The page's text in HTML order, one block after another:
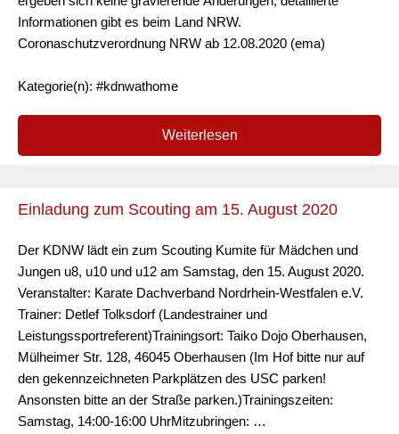
Informationen gibt es beim Land NRW.
Coronaschutzverordnung NRW ab 12.08.2020 (ema)
Kategorie(n): #kdnwathome
Weiterlesen
Einladung zum Scouting am 15. August 2020
Der KDNW lädt ein zum Scouting Kumite für Mädchen und
Jungen u8, u10 und u12 am Samstag, den 15. August 2020.
Veranstalter: Karate Dachverband Nordrhein-Westfalen e.V.
Trainer: Detlef Tolksdorf (Landestrainer und
Leistungssportreferent)Trainingsort: Taiko Dojo Oberhausen,
Mülheimer Str. 128, 46045 Oberhausen (Im Hof bitte nur auf
den gekennzeichneten Parkplätzen des USC parken!
Ansonsten bitte an der Straße parken.)Trainingszeiten:
Samstag, 14:00-16:00 UhrMitzubringen: …